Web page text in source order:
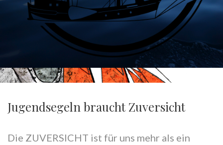
Jugendsegeln braucht Zuversicht
Die ZUVERSICHT ist für uns mehr als ein